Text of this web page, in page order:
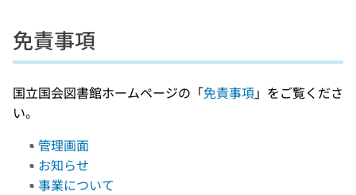
免責事項
国立国会図書館ホームページの「免責事項」をご覧くださ
い。
管理画面
お知らせ
事業について